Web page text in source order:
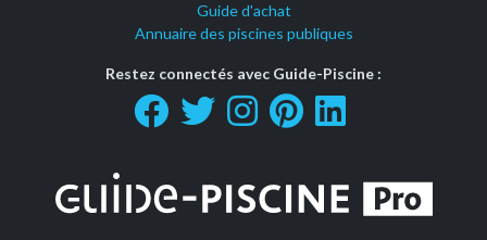
Guide d'achat
Annuaire des piscines publiques
Restez connectés avec Guide-Piscine :